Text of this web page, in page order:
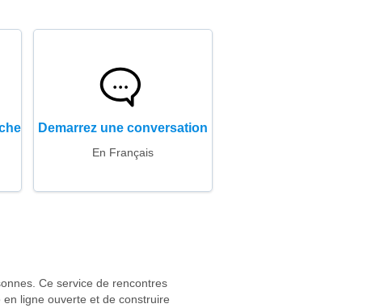
Demarrez une conversation
En Français
Ce service de rencontres
ligne ouverte et de construire